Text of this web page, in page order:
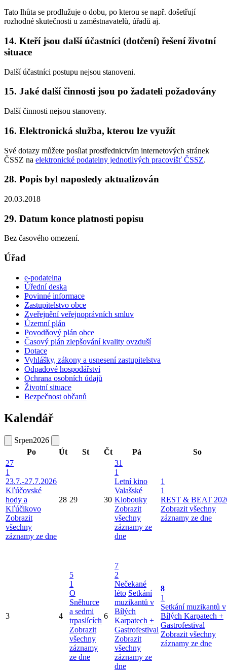
Tato lhůta se prodlužuje o dobu, po kterou se např. došetřují
rozhodné skutečnosti u zaměstnavatelů, úřadů aj.
14. Kteří jsou další účastníci (dotčení) řešení životní
situace
Další účastníci postupu nejsou stanoveni.
15. Jaké další činnosti jsou po žadateli požadovány
Další činnosti nejsou stanoveny.
16. Elektronická služba, kterou lze využít
Své dotazy můžete posílat prostřednictvím internetových stránek
ČSSZ na elektronické podatelny jednotlivých pracovišť ČSSZ.
28. Popis byl naposledy aktualizován
20.03.2018
29. Datum konce platnosti popisu
Bez časového omezení.
Úřad
e-podatelna
Úřední deska
Povinné informace
Zastupitelstvo obce
Zveřejnění veřejnoprávních smluv
Územní plán
Povodňový plán obce
Časový plán zlepšování kvality ovzduší
Dotace
Vyhlášky, zákony a usnesení zastupitelstva
Odpadové hospodářství
Ochrana osobních údajů
Životní situace
Bezpečnost občanů
Kalendář
Srpen2026
Po
Út St Čt Pá
So
27
1
23.7.-27.7.2026
Kľúčovské
hody a
Kľúčikovo
Zobrazit
všechny
záznamy ze dne
28 29 30
31
1
Letní kino
Valašské
Klobouky
Zobrazit
všechny
záznamy ze
dne
1
1
REST & BEAT
Zobrazit všechny
záznamy ze dne
3 4
5
1
O
Sněhurce
a sedmi
trpaslících
Zobrazit
všechny
záznamy
ze dne
6
7
2
Nečekané
léto Setkání
muzikantů v
Bílých
Karpatech +
Gastrofestival
Zobrazit
všechny
záznamy ze
dne
8
1
Setkání muzikantů v
Bílých Karpatech +
Gastrofestival
Zobrazit všechny
záznamy ze dne